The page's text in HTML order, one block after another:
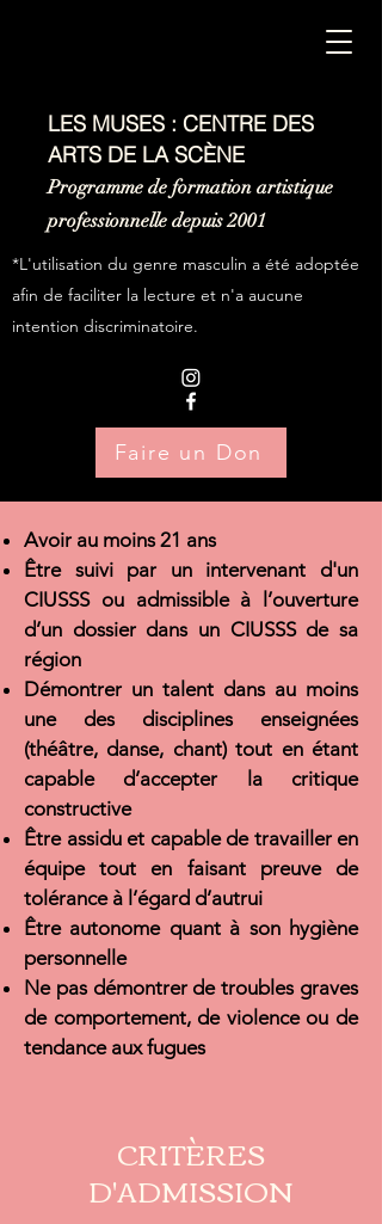
LES MUSES : CENTRE DES
ARTS DE LA SCÈNE
Programme de formation artistique
professionnelle depuis 2001
*L'utilisation du genre masculin a été adoptée
afin de faciliter la lecture et n'a aucune
intention discriminatoire.
Faire un Don
Avoir au moins 21 ans
Êtresuivi par un intervenant d'un
CIUSSS ou admissible à l’ouverture
d’un dossier dans un CIUSSS de sa
région
Démontrer un talent dans au moins
une des disciplines enseignées
(théâtre, danse, chant) tout en étant
capable d’accepter la critique
constructive
Être assidu et capable de travailler en
équipe tout en faisant preuve de
tolérance à l’égard d’autrui
Être autonome quant à son hygiène
personnelle
Ne pas démontrer de troubles graves
de comportement, de violence ou de
tendance aux fugues
CRITÈRES
D'ADMISSION